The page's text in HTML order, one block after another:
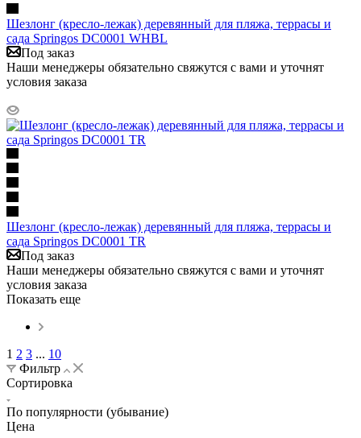
Шезлонг (кресло-лежак) деревянный для пляжа, террасы и
сада Springos DC0001 WHBL
Под заказ
Наши менеджеры обязательно свяжутся с вами и уточнят
условия заказа
Шезлонг (кресло-лежак) деревянный для пляжа, террасы и
сада Springos DC0001 TR
Под заказ
Наши менеджеры обязательно свяжутся с вами и уточнят
условия заказа
Показать еще
1 2 3 ... 10
Фильтр
Сортировка
По популярности (убывание)
Цена